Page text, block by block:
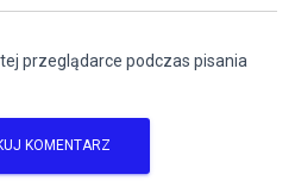
przeglądarce podczas pisania